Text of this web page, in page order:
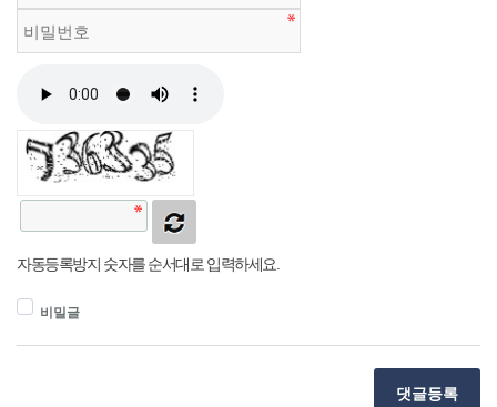
자동등록방지 숫자를 순서대로 입력하세요.
비밀글
댓글등록